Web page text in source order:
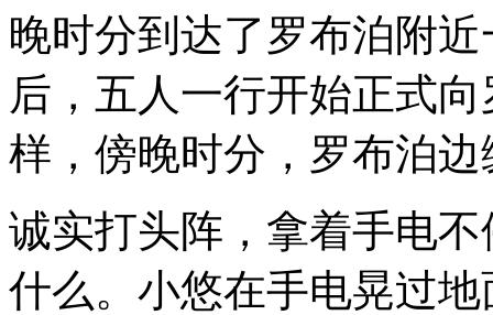
晚时分到达了罗布泊附
后，五人一行开始正式
样，傍晚时分，罗布泊
诚实打头阵，拿着手电
什么。小悠在手电晃过